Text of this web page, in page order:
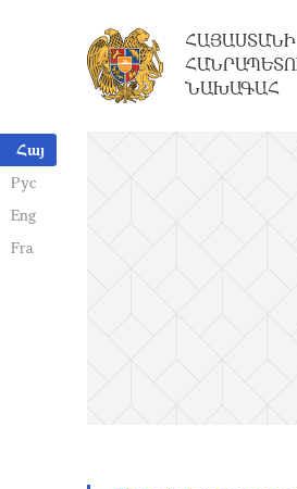
Հայ
Рус
Eng
Fra
ՀԱՅԱՍՏԱՆԻ
ՆԱԽԱԳԱՀ